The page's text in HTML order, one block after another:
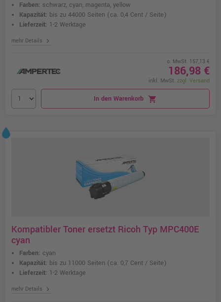
Farben: schwarz, cyan, magenta, yellow
Kapazität: bis zu 44000 Seiten (ca. 0,4 Cent / Seite)
Lieferzeit: 1-2 Werktage
mehr Details chevron_right
o. MwSt. 157,13 €
186,98 €
inkl. MwSt. zzgl. Versand
In den Warenkorb shopping_cart
Kompatibler Toner ersetzt Ricoh Typ MPC400E
cyan
Farben: cyan
Kapazität: bis zu 11000 Seiten (ca. 0,7 Cent / Seite)
Lieferzeit: 1-2 Werktage
mehr Details chevron_right